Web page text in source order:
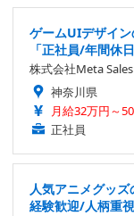
ゲームUIデザイ
「正社員/年間休
株式会社Meta Sales
神奈川県
月給32万円～
正社員
人気アニメグッ
経験歓迎/人柄重視